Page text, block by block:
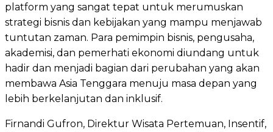
platform yang sangat tepat untuk merumuskan
strategi bisnis dan kebijakan yang mampu menjawab
tuntutan zaman. Para pemimpin bisnis, pengusaha,
akademisi, dan pemerhati ekonomi diundang untuk
hadir dan menjadi bagian dari perubahan yang akan
membawa Asia Tenggara menuju masa depan yang
lebih berkelanjutan dan inklusif.
Firnandi Gufron, Direktur Wisata Pertemuan, Insentif,